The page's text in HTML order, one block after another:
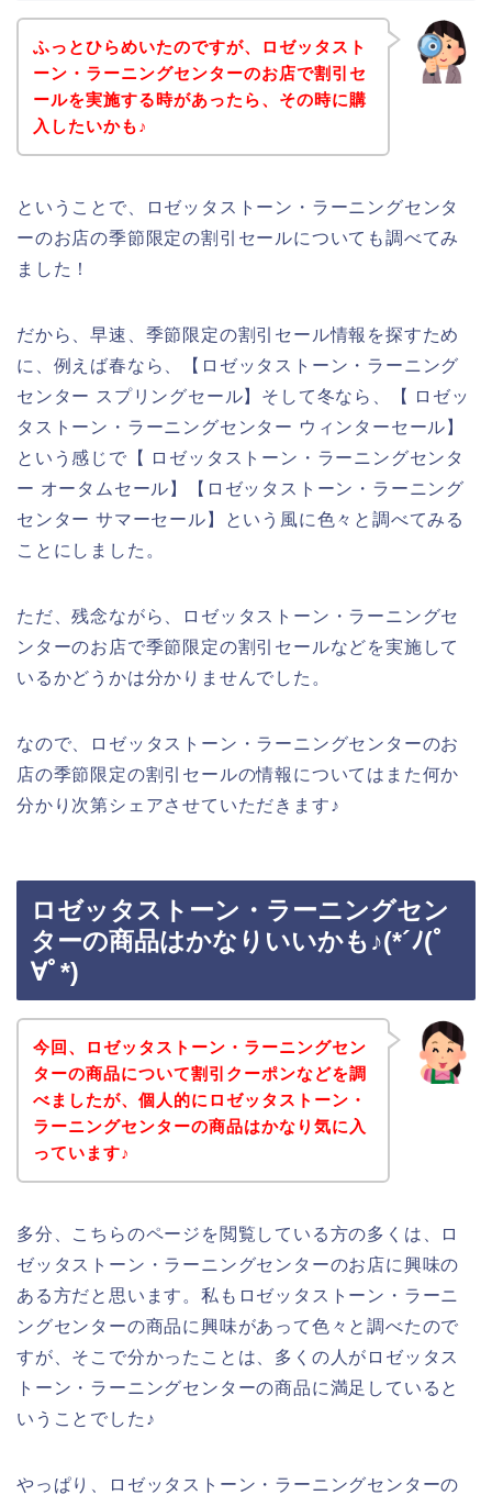
ふっとひらめいたのですが、ロゼッタスト
ーン・ラーニングセンターのお店で割引セ
ールを実施する時があったら、その時に購
入したいかも♪
ということで、ロゼッタストーン・ラーニングセンタ
ーのお店の季節限定の割引セールについても調べてみ
ました！
だから、早速、季節限定の割引セール情報を探すため
に、例えば春なら、【ロゼッタストーン・ラーニング
センター スプリングセール】そして冬なら、【 ロゼッ
タストーン・ラーニングセンター ウィンターセール】
という感じで【 ロゼッタストーン・ラーニングセンタ
ー オータムセール】【ロゼッタストーン・ラーニング
センター サマーセール】という風に色々と調べてみる
ことにしました。
ただ、残念ながら、ロゼッタストーン・ラーニングセ
ンターのお店で季節限定の割引セールなどを実施して
いるかどうかは分かりませんでした。
なので、ロゼッタストーン・ラーニングセンターのお
店の季節限定の割引セールの情報についてはまた何か
分かり次第シェアさせていただきます♪
ロゼッタストーン・ラーニングセン
ターの商品はかなりいいかも♪(*´ﾉ(ﾟ
∀ﾟ*)
今回、ロゼッタストーン・ラーニングセン
ターの商品について割引クーポンなどを調
べましたが、個人的にロゼッタストーン・
ラーニングセンターの商品はかなり気に入
っています♪
多分、こちらのページを閲覧している方の多くは、ロ
ゼッタストーン・ラーニングセンターのお店に興味の
ある方だと思います。私もロゼッタストーン・ラーニ
ングセンターの商品に興味があって色々と調べたので
すが、そこで分かったことは、多くの人がロゼッタス
トーン・ラーニングセンターの商品に満足していると
いうことでした♪
やっぱり、ロゼッタストーン・ラーニングセンターの